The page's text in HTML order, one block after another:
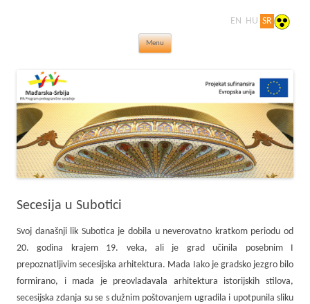
EN HU SR
Dragulji na prekretnici vekova – putovanje
kroz čudesan svet secesije
Menu
Secesija u Subotici
Svoj današnji lik Subotica je dobila u neverovatno kratkom periodu od
20. godina krajem 19. veka, ali je grad učinila posebnim I
prepoznatljivim secesijska arhitektura. Mada Iako je gradsko jezgro bilo
formirano, i mada je preovladavala arhitektura istorijskih stilova,
secesijska zdanja su se s dužnim poštovanjem ugradila i upotpunila sliku